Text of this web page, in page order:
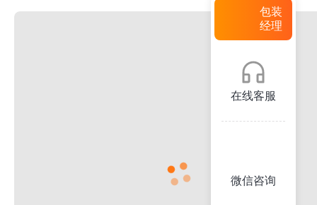
包装
经理
在线客服
微信咨询